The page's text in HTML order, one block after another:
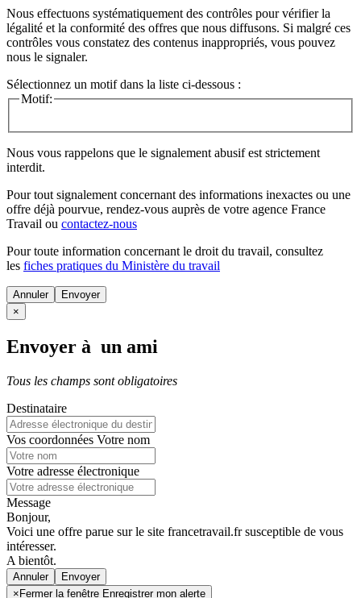
Nous effectuons systématiquement des contrôles pour vérifier la
légalité et la conformité des offres que nous diffusons. Si malgré ces
contrôles vous constatez des contenus inappropriés, vous pouvez
nous le signaler.
Sélectionnez un motif dans la liste ci-dessous :
Motif:
Nous vous rappelons que le signalement abusif est strictement
interdit.
Pour tout signalement concernant des informations inexactes ou une
offre déjà pourvue, rendez-vous auprès de votre agence France
Travail ou contactez-nous
Pour toute information concernant le droit du travail, consultez
les fiches pratiques du Ministère du travail
Annuler
×
Envoyer à un ami
Tous les champs sont obligatoires
Destinataire
Vos coordonnées Votre nom
Votre adresse électronique
Message
Bonjour,
Voici une offre parue sur le site francetravail.fr susceptible de vous
intéresser.
A bientôt.
Annuler
× Fermer la fenêtre Enregistrer mon alerte